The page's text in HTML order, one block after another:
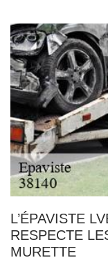
L’ÉPAVISTE
RESPECTE
MURETTE